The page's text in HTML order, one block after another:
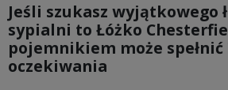
Jeśli szukasz wyjątkowego
sypialni to Łóżko
pojemnikiem może spełnić
oczekiwania